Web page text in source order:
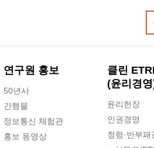
연구원 홍보
50년사
간행물
정보통신 체험관
홍보 동영상
클린 ETRI
(윤리경
윤리헌장
인권경영
청렴·반부패